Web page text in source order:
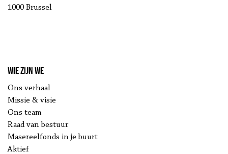
1000 Brussel
Wie zijn we
Ons verhaal
Missie & visie
Ons team
Raad van bestuur
Masereelfonds in je buurt
Aktief